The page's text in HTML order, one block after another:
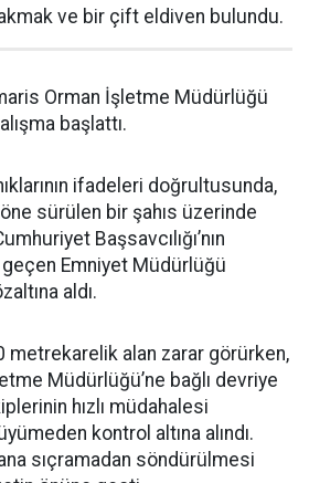
ve bir çift eldiven bulundu.
Orman İşletme Müdürlüğü
başlattı.
ifadeleri doğrultusunda,
sürülen bir şahıs üzerinde
Başsavcılığı’nın
Emniyet Müdürlüğü
aldı.
metrekarelik alan zarar görürken,
Müdürlüğü’ne bağlı devriye
hızlı müdahalesi
kontrol altına alındı.
sıçramadan söndürülmesi